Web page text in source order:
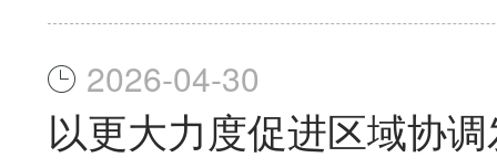
2026-04-30
以更大力度促进区域协